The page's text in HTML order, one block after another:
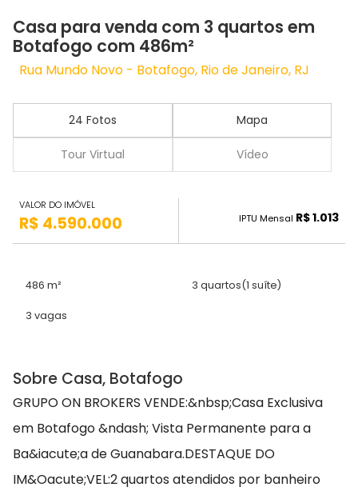
Casa para venda com 3 quartos em
Botafogo com 486m²
Rua Mundo Novo - Botafogo, Rio de Janeiro, RJ
24 Fotos Mapa
Tour Virtual Vídeo
VALOR DO IMÓVEL
R$ 4.590.000 IPTU Mensal R$ 1.013
486 m² 3 quartos(1 suíte)
3 vagas
Sobre Casa, Botafogo
GRUPO ON BROKERS VENDE:&nbsp;Casa Exclusiva
em Botafogo &ndash; Vista Permanente para a
Ba&iacute;a de Guanabara.DESTAQUE DO
IM&Oacute;VEL:2 quartos atendidos por banheiro